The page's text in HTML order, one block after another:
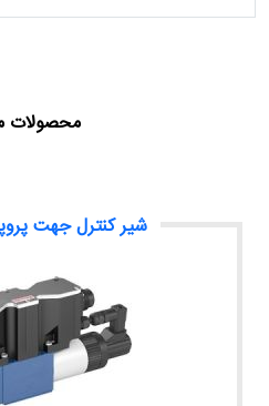
محصولات
شیر کنترل جهت